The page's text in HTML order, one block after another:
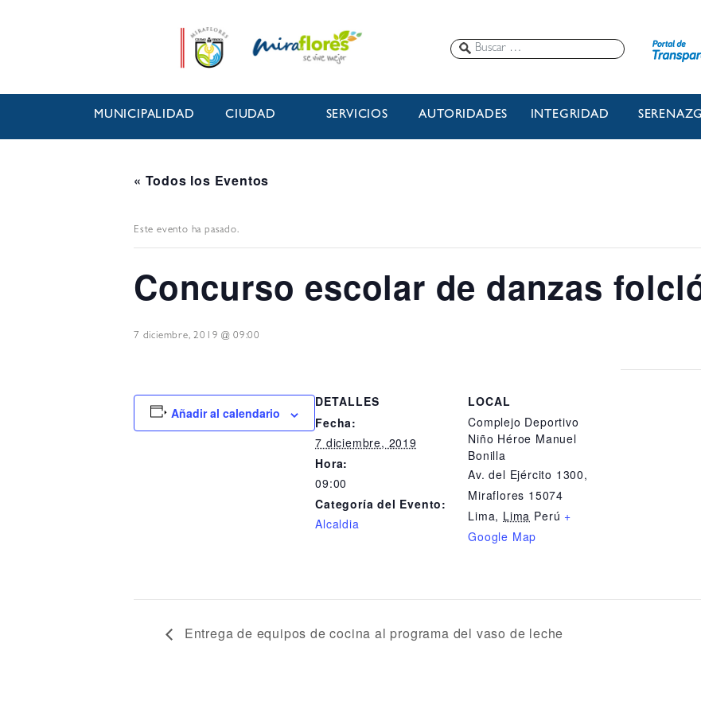
MUNICIPALIDAD CIUDAD SERVICIOS AUTORIDADES INTEGRIDAD
« Todos los Eventos
Este evento ha pasado.
Concurso escolar de danzas
7 diciembre, 2019 @ 09:00
Añadir al calendario
DETALLES
Fecha:
7 diciembre, 2019
Hora:
09:00
Categoría del Evento:
Alcaldia
LOCAL
Complejo Deportivo
Niño Héroe Manuel
Bonilla
Av. del Ejército 1300,
Miraflores 15074
Lima, Lima Perú +
Google Map
Entrega de equipos de cocina al programa del vaso de leche